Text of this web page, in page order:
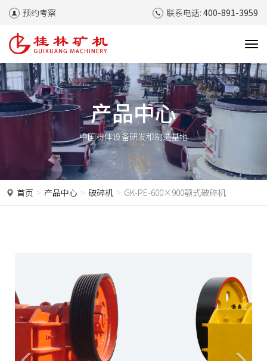
预约考察 联系电话: 400-891-3959
T
g
g
l
e
g
t
产品中心
中国粉体设备研发和制造基地
首页 产品中心 破碎机 GK-PE-600×900颚式破碎机
e
v
i
x
t